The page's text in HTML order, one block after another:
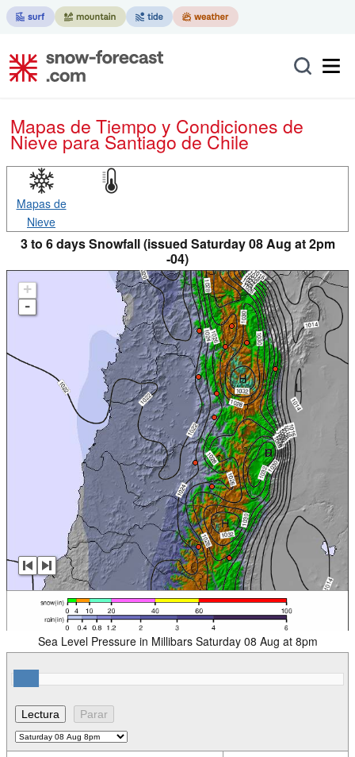
Mapas de Tiempo y Condiciones de
Nievepara Santiago de Chile
Mapas de
Nieve
3 to 6 days Snowfall (issued Saturday 08 Aug at 2pm
-04)
+
-
Sea Level Pressure in Millibars Saturday 08 Aug at 8pm